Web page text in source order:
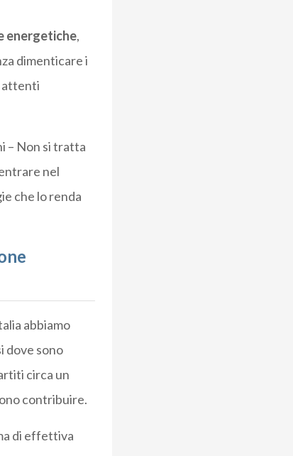
energetiche,
dimenticare i
attenti
– Non si tratta
nel
che lo renda
abbiamo
dove sono
circa un
contribuire.
di effettiva